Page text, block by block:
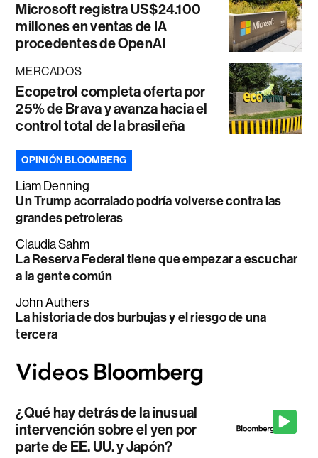
Microsoft registra US$24.100
millones en ventas de IA
procedentes de OpenAI
MERCADOS
Ecopetrol completa oferta por
25% de Brava y avanza hacia el
control total de la brasileña
OPINIÓN BLOOMBERG
Liam Denning
Un Trump acorralado podría volverse contra las
grandes petroleras
Claudia Sahm
La Reserva Federal tiene que empezar a escuchar
a la gente común
John Authers
La historia de dos burbujas y el riesgo de una
tercera
¿Qué hay detrás de la inusual
intervención sobre el yen por
parte de EE. UU. y Japón?